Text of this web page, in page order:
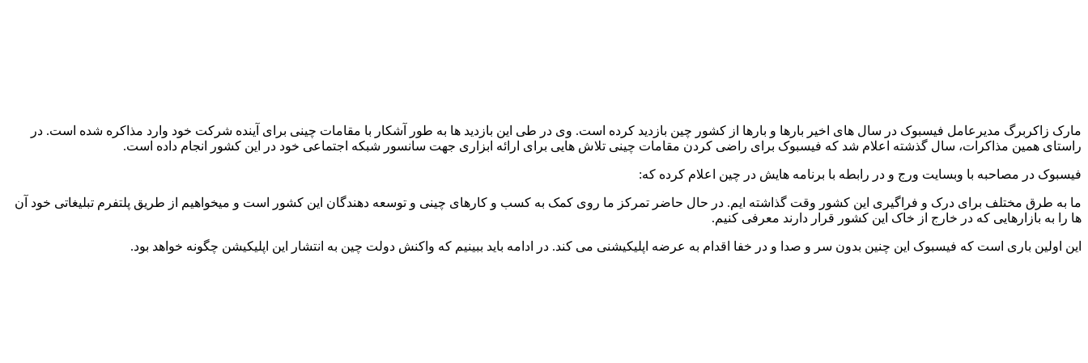
مارک زاکربرگ مدیرعامل فیسبوک در سال های اخیر بارها و بارها از کشور چین بازدید کرده است. وی در طی این بازدید ها به طور آشکار با مقامات چینی برای آینده شرکت خود وارد مذاکره شده است. در
راستای همین مذاکرات، سال گذشته اعلام شد که فیسبوک برای راضی کردن مقامات چینی تلاش هایی برای ارائه ابزاری جهت سانسور شبکه اجتماعی خود در این کشور انجام داده است.
فیسبوک در مصاحبه با وبسایت ورج و در رابطه با برنامه هایش در چین اعلام کرده که:
ما به طرق مختلف برای درک و فراگیری این کشور وقت گذاشته ایم. در حال حاضر تمرکز ما روی کمک به کسب و کارهای چینی و توسعه دهندگان این کشور است و میخواهیم از طریق پلتفرم تبلیغاتی خود آن
ها را به بازارهایی که در خارج از خاک این کشور قرار دارند معرفی کنیم.
این اولین باری است که فیسبوک این چنین بدون سر و صدا و در خفا اقدام به عرضه اپلیکیشنی می کند. در ادامه باید ببینیم که واکنش دولت چین به انتشار این اپلیکیشن چگونه خواهد بود.